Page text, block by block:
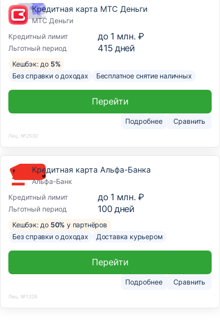
Кредитная карта МТС Деньги
МТС Деньги
Кредитный лимит
до 1 млн. ₽
Льготный период 415 дней
Кешбэк: до 5%
Без справки о доходах
Бесплатное снятие наличных
Подробнее Сравнить
Перейти
Лиц. №2530
Кредитная карта Альфа-Банка
Альфа-Банк
Кредитный лимит
до 1 млн. ₽
Льготный период 100дней
Кешбэк: до 50% у партнёров
Без справки о доходах
Доставка курьером
Подробнее Сравнить
Перейти
Лиц. №1326